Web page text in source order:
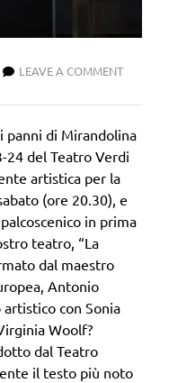
LEAVE A COMMENT
panni di Mirandolina
24 del Teatro Verdi
artistica per la
(ore 20.30), e
in prima
teatro, “La
dal maestro
Antonio
con Sonia
Woolf?
dal Teatro
il testo più noto